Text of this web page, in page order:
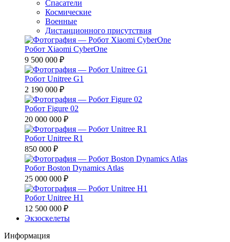
Спасатели
Космические
Военные
Дистанционного присутствия
Робот Xiaomi CyberOne
9 500 000 ₽
Робот Unitree G1
2 190 000 ₽
Робот Figure 02
20 000 000 ₽
Робот Unitree R1
850 000 ₽
Робот Boston Dynamics Atlas
25 000 000 ₽
Робот Unitree H1
12 500 000 ₽
Экзоскелеты
Информация